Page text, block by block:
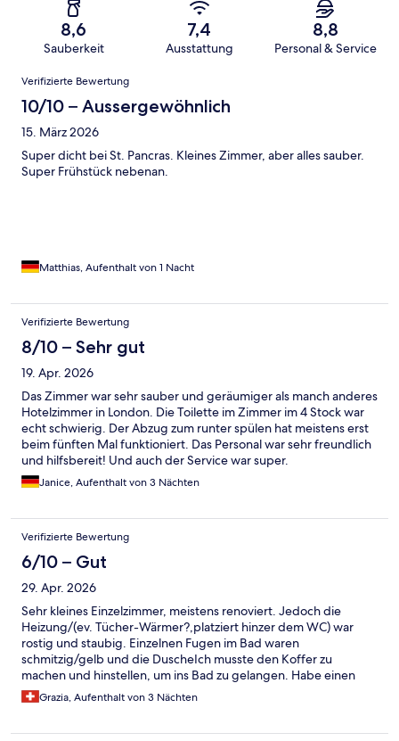
8,6
Sauberkeit
7,4
Ausstattung
8,8
Personal & Service
Bewertungen
Verifizierte Bewertung
10/10 – Aussergewöhnlich
15. März 2026
Super dicht bei St. Pancras. Kleines Zimmer, aber alles sauber.
Super Frühstück nebenan.
Matthias, Aufenthalt von 1 Nacht
Verifizierte Bewertung
8/10 – Sehr gut
19. Apr. 2026
Das Zimmer war sehr sauber und geräumiger als manch anderes
Hotelzimmer in London. Die Toilette im Zimmer im 4 Stock war
echt schwierig. Der Abzug zum runter spülen hat meistens erst
beim fünften Mal funktioniert. Das Personal war sehr freundlich
und hilfsbereit! Und auch der Service war super.
Janice, Aufenthalt von 3 Nächten
Verifizierte Bewertung
6/10 – Gut
29. Apr. 2026
Sehr kleines Einzelzimmer, meistens renoviert. Jedoch die
Heizung/(ev. Tücher-Wärmer?,platziert hinzer dem WC) war
rostig und staubig. Einzelnen Fugen im Bad waren
schmitzig/gelb und die DuscheIch musste den Koffer zu
machen und hinstellen, um ins Bad zu gelangen. Habe einen
Badtuch-Halter sowie ein Händetuch (und entsprechenden
Halter) im Badezimmer vermisst. Man konnte die Zimmertüre
Grazia, Aufenthalt von 3 Nächten